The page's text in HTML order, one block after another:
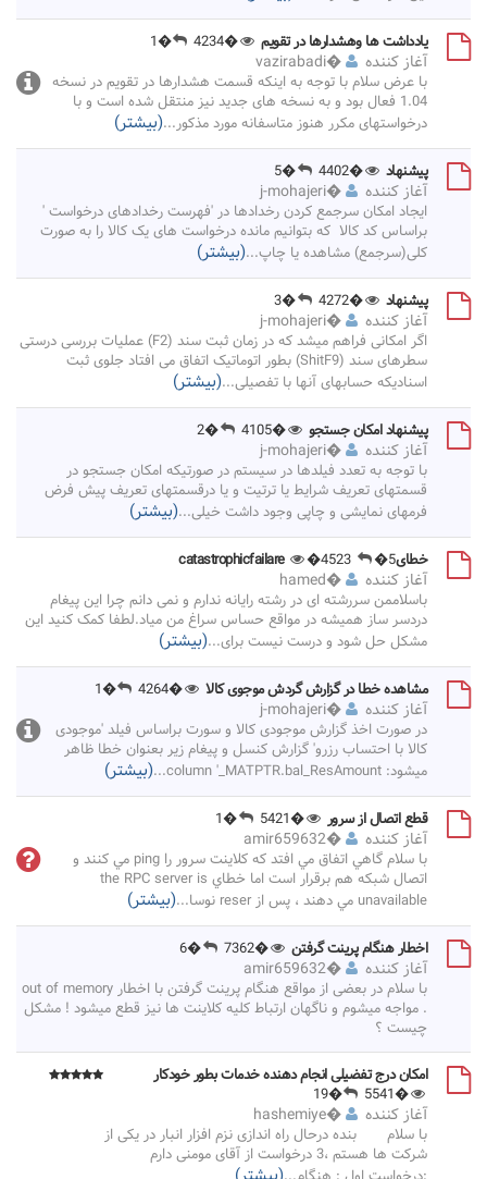
یادداشت ها وهشدارها در تقویم �4234
�1
آغاز کننده �
vazirabadi
با عرض سلام با توجه به اینکه قسمت هشدارها در تقویم در نسخه
1.04 فعال بود و به نسخه های جدید نیز منتقل شده است و با
درخواستهای مکرر هنوز متاسفانه مورد مذکور...(بیشتر)
پیشنهاد �4402
�5
آغاز کننده �
j-mohajeri
ایجاد امکان سرجمع کردن رخدادها در 'فهرست رخدادهای درخواست '
براساس کد کالا که بتوانیم مانده درخواست های یک کالا را به صورت
کلی(سرجمع) مشاهده یا چاپ...(بیشتر)
پیشنهاد �4272
�3
آغاز کننده �
j-mohajeri
اگر امکانی فراهم میشد که در زمان ثبت سند (F2) عملیات بررسی درستی
سطرهای سند (ShitF9) بطور اتوماتیک اتفاق می افتاد جلوی ثبت
اسنادیکه حسابهای آنها با تفصیلی...(بیشتر)
پیشنهاد امکان جستجو �4105
�2
آغاز کننده �
j-mohajeri
با توجه به تعدد فیلدها در سیستم در صورتیکه امکان جستجو در
قسمتهای تعریف شرایط یا ترتیت و یا درقسمتهای تعریف پیش فرض
فرمهای نمایشی و چاپی وجود داشت خیلی...(بیشتر)
خطایcatastrophicfailare �4523 �5
آغاز کننده �
hamed
باسلاممن سررشته ای در رشته رایانه ندارم و نمی دانم چرا این پیغام
دردسر ساز همیشه در مواقع حساس سراغ من میاد.لطفا کمک کنید این
مشکل حل شود و درست نیست برای...(بیشتر)
مشاهده خطا در گزارش گردش موجوی کالا �4264
�1
آغاز کننده �
j-mohajeri
در صورت اخذ گزارش موجودی کالا و سورت براساس فیلد 'موجودی
کالا با احتساب رزرو' گزارش کنسل و پیغام زیر بعنوان خطا ظاهر
میشود: column '_MATPTR.bal_ResAmount
...(بیشتر)
قطع اتصال از سرور �5421
�1
آغاز کننده �
amir659632
با سلام گاهي اتفاق مي افتد كه كلاينت سرور را ping مي كنند و
اتصال شبكه هم برقرار است اما خطاي the RPC server is
unavailable مي دهند ، پس از reser نوسا
...(بیشتر)
اخطار هنگام پرینت گرفتن �7362
�6
آغاز کننده �
amir659632
با سلام در بعضی از مواقع هنگام پرینت گرفتن با اخطار out of memory
. مواجه میشوم و ناگهان ارتباط کلیه کلاینت ها نیز قطع میشود ! مشکل
چیست ؟
امکان درج تفضیلی انجام دهنده خدمات بطور خودکار
�5541
�19
آغاز کننده �
hashemiye
با سلام بنده درحال راه اندازی نزم افزار انبار در یکی از
شرکت ها هستم ،3 درخواست از آقای مومنی دارم